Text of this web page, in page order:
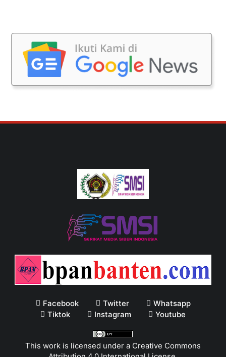
Facebook Twitter
Whatsapp
Tiktok
Instagram Youtube
This work is licensed under a Creative Commons